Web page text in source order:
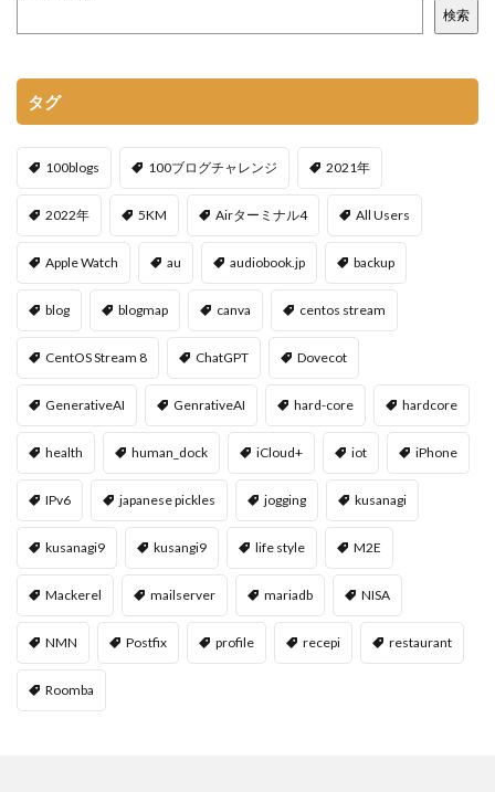
検索
タグ
100blogs 100ブログチャレンジ 2021年
2022年 5KM Airターミナル4 All Users
Apple Watch au audiobook.jp backup
blog blogmap canva centos stream
CentOS Stream 8 ChatGPT Dovecot
GenerativeAI GenrativeAI hard-core hardcore
health human_dock iCloud+ iot iPhone
IPv6 japanese pickles jogging kusanagi
kusanagi9 kusangi9 life style M2E
Mackerel mailserver mariadb NISA
NMN Postfix profile recepi restaurant
Roomba